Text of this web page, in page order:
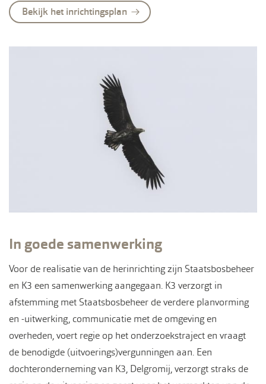
Bekijk het inrichtingsplan
In goede samenwerking
Voor de realisatie van de herinrichting zijn Staatsbosbeheer
en K3 een samenwerking aangegaan. K3 verzorgt in
afstemming met Staatsbosbeheer de verdere planvorming
en -uitwerking, communicatie met de omgeving en
overheden, voert regie op het onderzoekstraject en vraagt
de benodigde (uitvoerings)vergunningen aan. Een
dochteronderneming van K3, Delgromij, verzorgt straks de